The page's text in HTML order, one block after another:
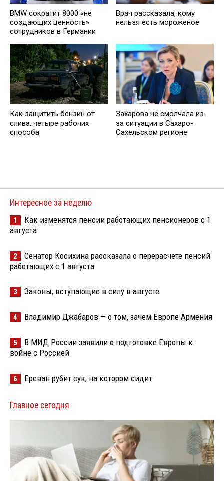
BMW сократит 8000 «не
создающих ценность»
сотрудников в Германии
Врач рассказала, кому
нельзя есть мороженое
Как защитить бензин от
слива: четыре рабочих
способа
Захарова не смолчала из-
за ситуации в Сахаро-
Сахельском регионе
Интересное за неделю
1
Как изменятся пенсии работающих пенсионеров с 1
августа
2
Сенатор Косихина рассказала о перерасчете пенсий
работающих с 1 августа
3 Законы, вступающие в силу в августе
4 Владимир Джабаров — о том, зачем Европе Армения
5
В МИД России заявили о подготовке Европы к
войне с Россией
6 Ереван рубит сук, на котором сидит
Главное сегодня